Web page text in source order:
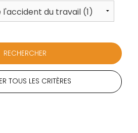
TOUS LES CRITÈRES